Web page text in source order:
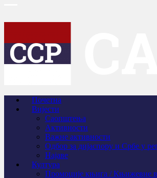
Почетна
Вијести
Саопштења
Активности
Важне активности
Одбор за дијаспору и Србе у
Најаве
Култура
Промоције књига / Књижевне